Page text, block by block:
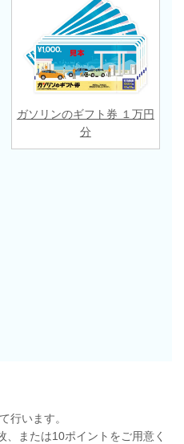
ガソリンのギフト券 １万円
分
行います。
、または10ポイントをご用意く